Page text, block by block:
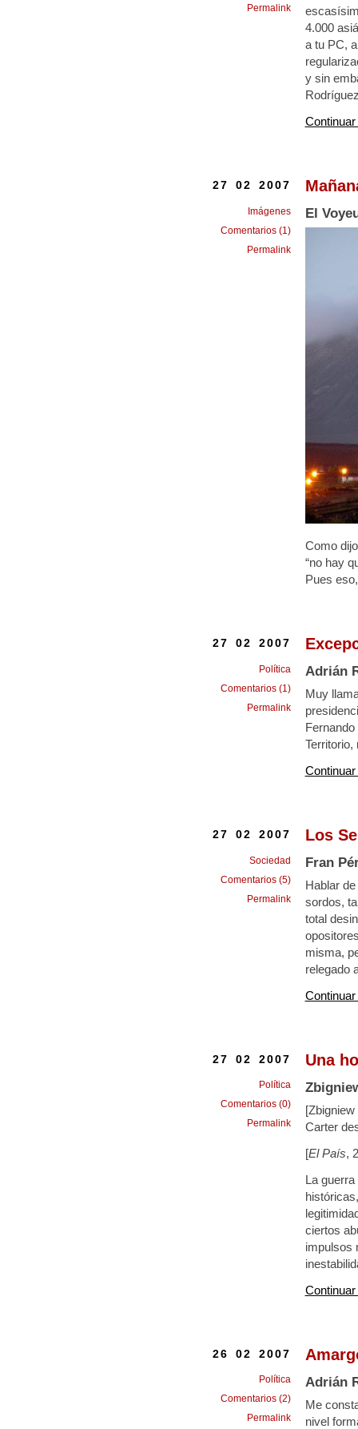
4.000
a tu PC,
y sin
Permalink
El
Como
“no hay
Pues
27 02 2007
Imágenes
Comentarios (1)
Permalink
Adrián
Muy
27 02 2007
Política
Comentarios (1)
Permalink
Los
Fran
Hablar
sordos,
total
misma,
relegado
27 02 2007
Sociedad
Comentarios (5)
Permalink
Una
Carter
[El País,
La
ciertos
impulsos
27 02 2007
Política
Comentarios (0)
Permalink
Adrián
Me
nivel
26 02 2007
Política
Comentarios (2)
Permalink